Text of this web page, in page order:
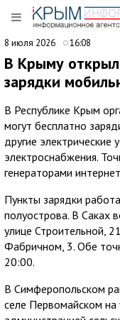
8 июля 2026 16:08
В Крыму
зарядки
В Республике Крым
могут бесплатно
другие электрические
электроснабжения.
генераторами
Пункты зарядки
полуострова. В Саках
улице Строительной,
Фабричном, 3. Обе
20:00.
В Симферопольском
селе Первомайском